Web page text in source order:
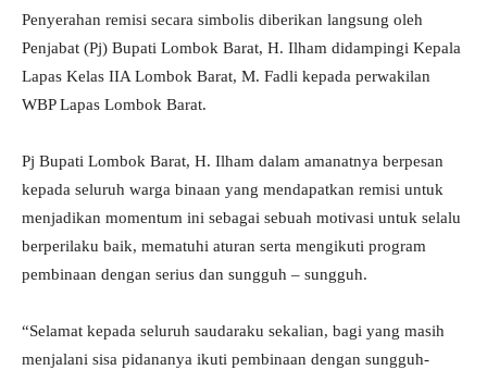
Penyerahan remisi secara simbolis diberikan langsung oleh
Penjabat (Pj) Bupati Lombok Barat, H. Ilham didampingi Kepala
Lapas Kelas IIA Lombok Barat, M. Fadli kepada perwakilan
WBP Lapas Lombok Barat.
Pj Bupati Lombok Barat, H. Ilham dalam amanatnya berpesan
kepada seluruh warga binaan yang mendapatkan remisi untuk
menjadikan momentum ini sebagai sebuah motivasi untuk selalu
berperilaku baik, mematuhi aturan serta mengikuti program
pembinaan dengan serius dan sungguh – sungguh.
“Selamat kepada seluruh saudaraku sekalian, bagi yang masih
menjalani sisa pidananya ikuti pembinaan dengan sungguh-